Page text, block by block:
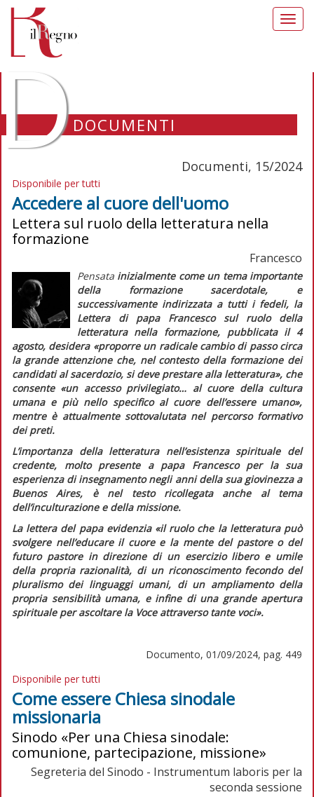
DOCUMENTI
Documenti, 15/2024
Disponibile per tutti
Accedere al cuore dell'uomo
Lettera sul ruolo della letteratura nella
formazione
Francesco
Pensatainizialmente come un tema importante
della formazione sacerdotale, e
successivamente indirizzata a tutti i fedeli, la
Letteradi papa Francesco sul ruolo della
letteratura nella formazione, pubblicata il 4
agosto, desidera «proporre un radicale cambio di passo circa
la grande attenzione che, nel contesto della formazione dei
candidati al sacerdozio, si deve prestare alla letteratura», che
consente «un accesso privilegiato… al cuore della cultura
umana e più nello specifico al cuore dell’essere umano»,
mentre è attualmente sottovalutata nel percorso formativo
dei preti.
L’importanza della letteratura nell’esistenza spirituale del
credente, molto presente a papa Francesco per la sua
esperienza di insegnamento negli anni della sua giovinezza a
Buenos Aires, è nel testo ricollegata anche al tema
dell’inculturazione e della missione.
La lettera del papa evidenzia «il ruolo che la letteratura può
svolgere nell’educare il cuore e la mente del pastore o del
futuro pastore in direzione di un esercizio libero e umile
della propria razionalità, di un riconoscimento fecondo del
pluralismo dei linguaggi umani, di un ampliamento della
propria sensibilità umana, e infine di una grande apertura
spirituale per ascoltare la Voce attraverso tante voci».
Documento, 01/09/2024, pag. 449
Disponibile per tutti
Come essere Chiesa sinodale
missionaria
Sinodo «Per una Chiesa sinodale:
comunione, partecipazione, missione»
Segreteria del Sinodo - Instrumentum laboris per la
seconda sessione